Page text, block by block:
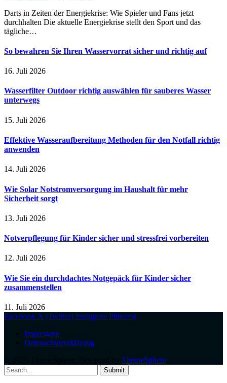
Darts in Zeiten der Energiekrise: Wie Spieler und Fans jetzt
durchhalten Die aktuelle Energiekrise stellt den Sport und das
tägliche…
So bewahren Sie Ihren Wasservorrat sicher und richtig auf
16. Juli 2026
Wasserfilter Outdoor richtig auswählen für sauberes Wasser
unterwegs
15. Juli 2026
Effektive Wasseraufbereitung Methoden für den Notfall richtig
anwenden
14. Juli 2026
Wie Solar Notstromversorgung im Haushalt für mehr
Sicherheit sorgt
13. Juli 2026
Notverpflegung für Kinder sicher und stressfrei vorbereiten
12. Juli 2026
Wie Sie ein durchdachtes Notgepäck für Kinder sicher
zusammenstellen
11. Juli 2026
Facebook X (Twitter) Instagram Pinterest
Impressum
Datenschutzerklärung
ThemeSphere
Submit